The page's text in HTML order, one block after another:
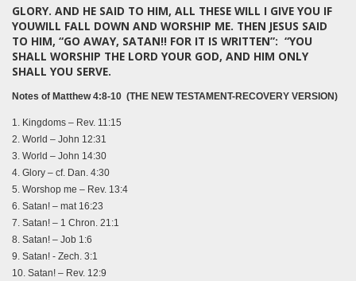
GLORY. AND HE SAID TO HIM, ALL THESE WILL I GIVE YOU IF
YOUWILL FALL DOWN AND WORSHIP ME. THEN JESUS SAID
TO HIM, “GO AWAY, SATAN!! FOR IT IS WRITTEN”: “YOU
SHALL WORSHIP THE LORD YOUR GOD, AND HIM ONLY
SHALL YOU SERVE.
Notes of Matthew 4:8-10 (THE NEW TESTAMENT-RECOVERY VERSION)
1. Kingdoms – Rev. 11:15
2. World – John 12:31
3. World – John 14:30
4. Glory – cf. Dan. 4:30
5. Worshop me – Rev. 13:4
6. Satan! – mat 16:23
7. Satan! – 1 Chron. 21:1
8. Satan! – Job 1:6
9. Satan! - Zech. 3:1
10. Satan! – Rev. 12:9